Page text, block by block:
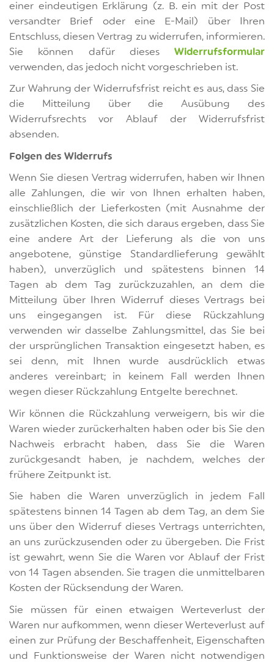
einer eindeutigen Erklärung (z. B. ein mit der Post
versandter Brief oder eine E-Mail) über Ihren
Entschluss, diesen Vertrag zu widerrufen, informieren.
Sie können dafür dieses Widerrufsformular
verwenden, das jedoch nicht vorgeschrieben ist.
Zur Wahrung der Widerrufsfrist reicht es aus, dass Sie
die Mitteilung über die Ausübung des
Widerrufsrechts vor Ablauf der Widerrufsfrist
absenden.
Folgen des Widerrufs
Wenn Sie diesen Vertrag widerrufen, haben wir Ihnen
alle Zahlungen, die wir von Ihnen erhalten haben,
einschließlich der Lieferkosten (mit Ausnahme der
zusätzlichen Kosten, die sich daraus ergeben, dass Sie
eine andere Art der Lieferung als die von uns
angebotene, günstige Standardlieferung gewählt
haben), unverzüglich und spätestens binnen 14
Tagen ab dem Tag zurückzuzahlen, an dem die
Mitteilung über Ihren Widerruf dieses Vertrags bei
uns eingegangen ist. Für diese Rückzahlung
verwenden wir dasselbe Zahlungsmittel, das Sie bei
der ursprünglichen Transaktion eingesetzt haben, es
sei denn, mit Ihnen wurde ausdrücklich etwas
anderes vereinbart; in keinem Fall werden Ihnen
wegen dieser Rückzahlung Entgelte berechnet.
Wir können die Rückzahlung verweigern, bis wir die
Waren wieder zurückerhalten haben oder bis Sie den
Nachweis erbracht haben, dass Sie die Waren
zurückgesandt haben, je nachdem, welches der
frühere Zeitpunkt ist.
Sie haben die Waren unverzüglich in jedem Fall
spätestens binnen 14 Tagen ab dem Tag, an dem Sie
uns über den Widerruf dieses Vertrags unterrichten,
an uns zurückzusenden oder zu übergeben. Die Frist
ist gewahrt, wenn Sie die Waren vor Ablauf der Frist
von 14 Tagen absenden. Sie tragen die unmittelbaren
Kosten der Rücksendung der Waren.
Sie müssen für einen etwaigen Werteverlust der
Waren nur aufkommen, wenn dieser Werteverlust auf
einen zur Prüfung der Beschaffenheit, Eigenschaften
und Funktionsweise der Waren nicht notwendigen